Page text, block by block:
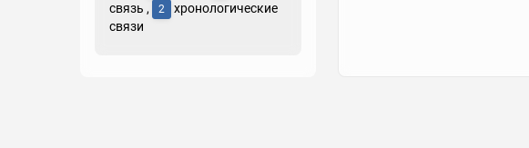
связь ,
2
хронологические
связи